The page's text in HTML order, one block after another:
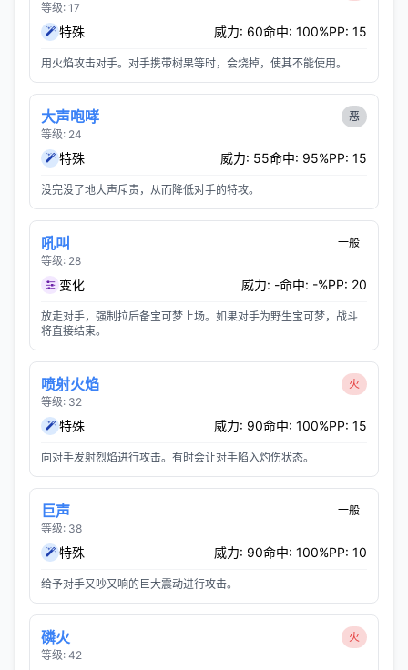
等级: 17
特殊 威力: 60命中: 100%PP: 15
用火焰攻击对手。对手携带树果等时，会烧掉，使其不能使用。
大声咆哮
等级: 24
恶
特殊 威力: 55命中: 95%PP: 15
没完没了地大声斥责，从而降低对手的特攻。
吼叫
等级: 28
一般
变化 威力: -命中: -%PP: 20
放走对手，强制拉后备宝可梦上场。如果对手为野生宝可梦，战斗
将直接结束。
喷射火焰
等级: 32
火
特殊 威力: 90命中: 100%PP: 15
向对手发射烈焰进行攻击。有时会让对手陷入灼伤状态。
巨声
等级: 38
一般
特殊 威力: 90命中: 100%PP: 10
给予对手又吵又响的巨大震动进行攻击。
磷火
等级: 42
火